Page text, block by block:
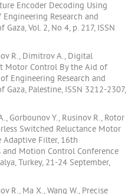
Encoder Decoding Using
Research and
Vol. 2, No 4, p. 217, ISSN
R., Dimitrov A., Digital
Motor Control By the Aid of
Engineering Research and
Palestine, ISSN 3212-2307,
Gorbounov Y., Rusinov R., Rotor
Switched Reluctance Motor
Filter, 16th
Motion Control Conference
Turkey, 21-24 September,
R., Ma X., Wang W., Precise